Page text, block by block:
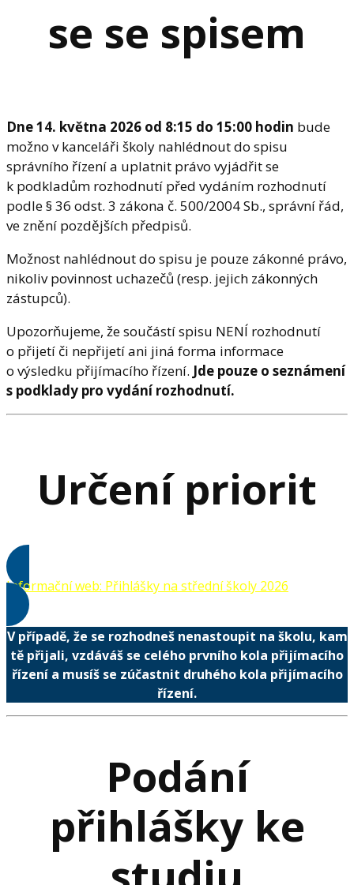
se se spisem
Dne 14. května 2026 od 8:15 do 15:00 hodin bude
možno v kanceláři školy nahlédnout do spisu
správního řízení a uplatnit právo vyjádřit se
k podkladům rozhodnutí před vydáním rozhodnutí
podle § 36 odst. 3 zákona č. 500/2004 Sb., správní řád,
ve znění pozdějších předpisů.
Možnost nahlédnout do spisu je pouze zákonné právo,
nikoliv povinnost uchazečů (resp. jejich zákonných
zástupců).
Upozorňujeme, že součástí spisu NENÍ rozhodnutí
o přijetí či nepřijetí ani jiná forma informace
o výsledku přijímacího řízení. Jde pouze o seznámení
s podklady pro vydání rozhodnutí.
Určení priorit
Informační web: Přihlášky na střední školy 2026
V případě, že se rozhodneš nenastoupit na školu, kam
tě přijali, vzdáváš se celého prvního kola přijímacího
řízení a musíš se zúčastnit druhého kola přijímacího
řízení.
Podání
přihlášky ke